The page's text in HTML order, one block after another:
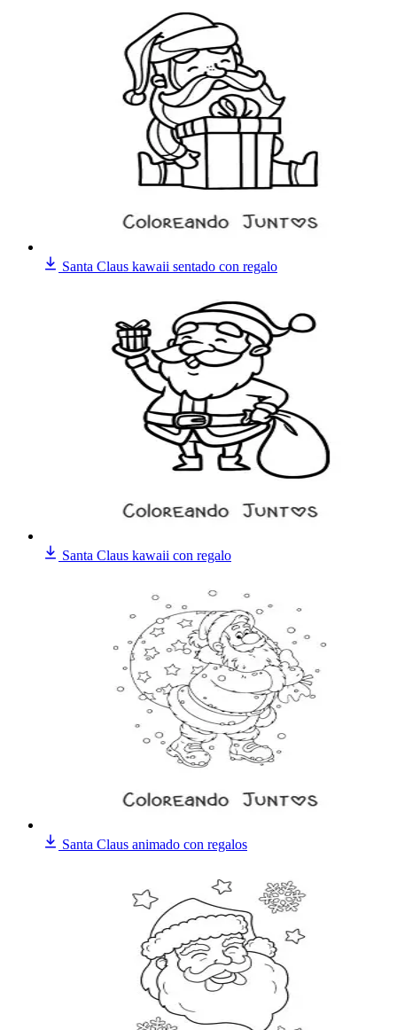
Santa Claus kawaii sentado con regalo
Santa Claus kawaii con regalo
Santa Claus animado con regalos